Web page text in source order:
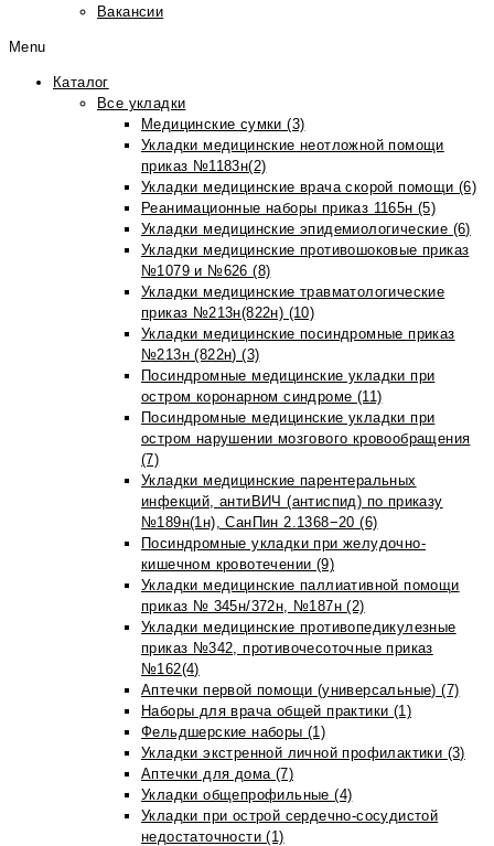
Вакансии
Menu
Каталог
Все укладки
Медицинские сумки (3)
Укладки медицинские неотложной помощи
приказ №1183н(2)
Укладки медицинские врача скорой помощи (6)
Реанимационные наборы приказ 1165н (5)
Укладки медицинские эпидемиологические (6)
Укладки медицинские противошоковые приказ
№1079 и №626 (8)
Укладки медицинские травматологические
приказ №213н(822н) (10)
Укладки медицинские посиндромные приказ
№213н (822н) (3)
Посиндромные медицинские укладки при
остром коронарном синдроме (11)
Посиндромные медицинские укладки при
остром нарушении мозгового кровообращения
(7)
Укладки медицинские парентеральных
инфекций, антиВИЧ (антиспид) по приказу
№189н(1н), СанПин 2.1368−20 (6)
Посиндромные укладки при желудочно-
кишечном кровотечении (9)
Укладки медицинские паллиативной помощи
приказ № 345н/372н, №187н (2)
Укладки медицинские противопедикулезные
приказ №342, противочесоточные приказ
№162(4)
Аптечки первой помощи (универсальные) (7)
Наборы для врача общей практики (1)
Фельдшерские наборы (1)
Укладки экстренной личной профилактики (3)
Аптечки для дома (7)
Укладки общепрофильные (4)
Укладки при острой сердечно-сосудистой
недостаточности (1)